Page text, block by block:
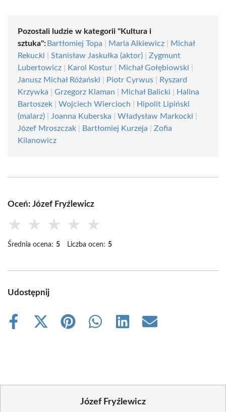
Pozostali ludzie w kategorii "Kultura i
sztuka": Bartłomiej Topa Maria Alkiewicz
Michał
Rekucki
Stanisław Jaskułka (aktor)
Zygmunt
Lubertowicz
Karol Kostur Michał Gołębiowski
Janusz Michał Różański
Piotr Cyrwus
Ryszard
Krzywka
Grzegorz Klaman Michał Balicki
Halina
Bartoszek
Wojciech Wiercioch
Hipolit Lipiński
(malarz)
Joanna Kuberska Władysław Markocki
Józef Mroszczak
Bartłomiej Kurzeja
Zofia
Kilanowicz
Oceń: Józef Fryźlewicz
★ ★ ★ ★ ★
Średnia ocena: 5 Liczba ocen: 5
Udostępnij
Share
Share
Share
Share
Share
Share
Józef Fryźlewicz